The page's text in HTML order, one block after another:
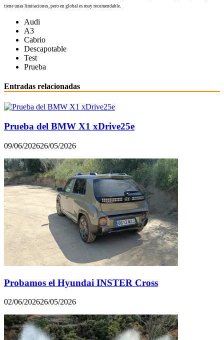
tiene unas limitaciones, pero en global es muy recomendable.
Audi
A3
Cabrio
Descapotable
Test
Prueba
Entradas relacionadas
Prueba del BMW X1 xDrive25e
09/06/202626/05/2026
Probamos el Hyundai INSTER Cross
02/06/202626/05/2026